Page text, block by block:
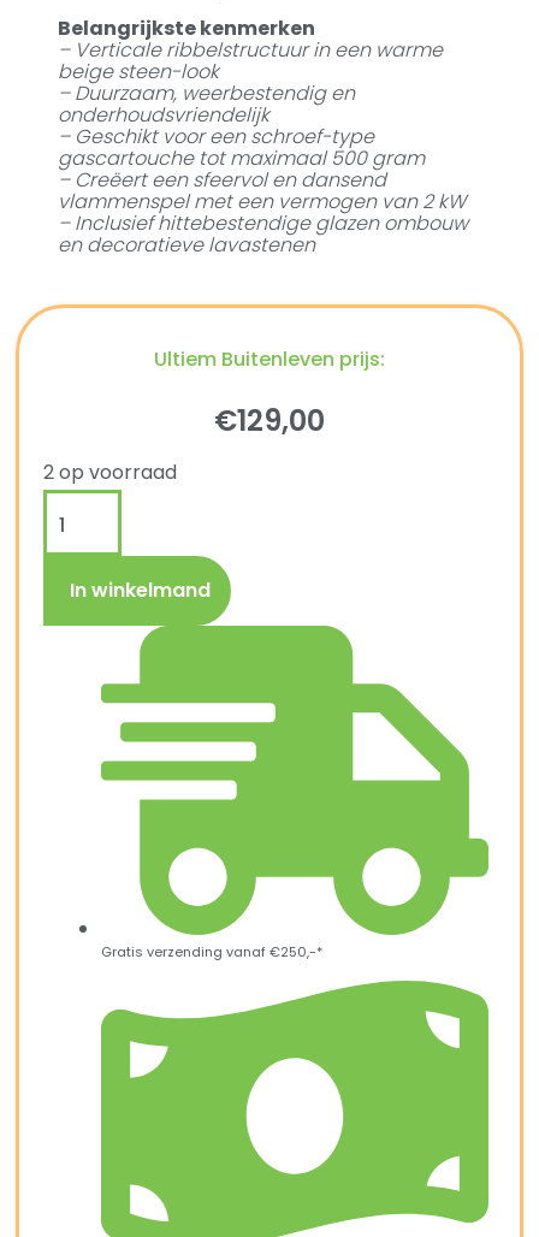
Belangrijkste kenmerken
– Verticale ribbelstructuur in een warme
beige steen-look
– Duurzaam, weerbestendig en
onderhoudsvriendelijk
– Geschikt voor een schroef-type
gascartouche tot maximaal 500 gram
– Creëert een sfeervol en dansend
vlammenspel met een vermogen van 2 kW
– Inclusief hittebestendige glazen ombouw
en decoratieve lavastenen
Ultiem Buitenleven prijs:
€129,00
2 op voorraad
In winkelmand
Gratis verzending vanaf €250,-*